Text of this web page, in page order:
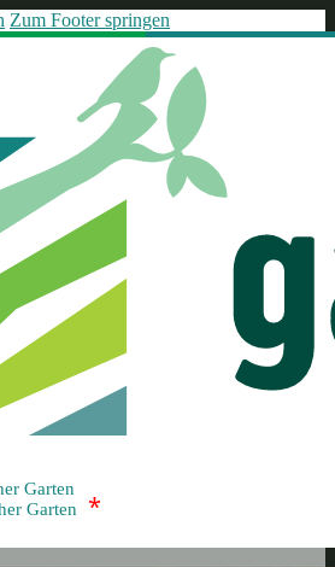
Zum Footer springen
Garten
Garten
*